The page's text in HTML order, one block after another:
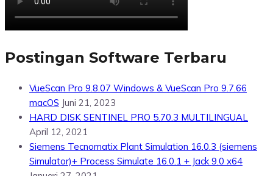
Postingan Software Terbaru
VueScan Pro 9.8.07 Windows & VueScan Pro 9.7.66
macOS Juni 21, 2023
HARD DISK SENTINEL PRO 5.70.3 MULTILINGUAL
April 12, 2021
Siemens Tecnomatix Plant Simulation 16.0.3 (siemens
Simulator)+ Process Simulate 16.0.1 + Jack 9.0 x64